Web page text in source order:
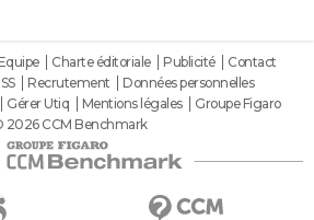
Equipe Charte éditoriale Publicité
Contact
Recrutement
Données personnelles
Gérer Utiq Mentions légales
Groupe Figaro
2026 CCM Benchmark